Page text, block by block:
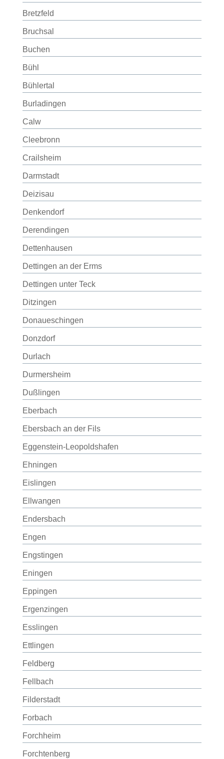
Bretzfeld
Bruchsal
Buchen
Bühl
Bühlertal
Burladingen
Calw
Cleebronn
Crailsheim
Darmstadt
Deizisau
Denkendorf
Derendingen
Dettenhausen
Dettingen an der Erms
Dettingen unter Teck
Ditzingen
Donaueschingen
Donzdorf
Durlach
Durmersheim
Dußlingen
Eberbach
Ebersbach an der Fils
Eggenstein-Leopoldshafen
Ehningen
Eislingen
Ellwangen
Endersbach
Engen
Engstingen
Eningen
Eppingen
Ergenzingen
Esslingen
Ettlingen
Feldberg
Fellbach
Filderstadt
Forbach
Forchheim
Forchtenberg